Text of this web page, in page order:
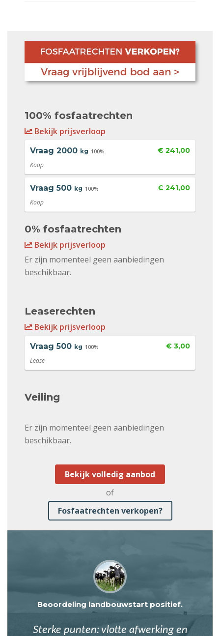
100% fosfaatrechten
Bekijk prijsverloop
Vraag 2000 kg 100% € 241,00
Koop
Vraag 500 kg 100% € 241,00
Koop
0% fosfaatrechten
Bekijk prijsverloop
Er zijn momenteel geen aanbiedingen
beschikbaar.
Leaserechten
Bekijk prijsverloop
Vraag 500 kg 100% € 3,00
Lease
Veiling
Er zijn momenteel geen aanbiedingen
beschikbaar.
Bekijk volledig aanbod
of
Fosfaatrechten verkopen?
Beoordeling landbouwstart positief.
Sterke punten: vlotte afwerking en